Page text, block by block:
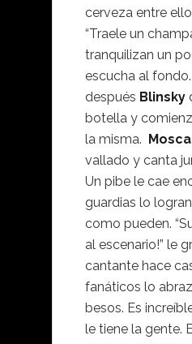
cerveza entre
“Traele un
tranquilizan un
escucha al
después Blinsky
botella y
la misma. Mosca
vallado y canta
Un pibe le cae
guardias lo
como pueden.
al escenario!” le
cantante hace
fanáticos lo
besos. Es
le tiene la gente.